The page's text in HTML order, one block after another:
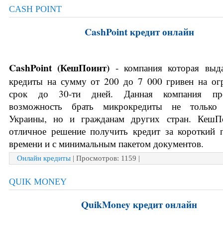
CASH POINT
CashPoint кредит онлайн
CashPoint (КешПоинт) - компания которая
кредиты на сумму от 200 до 7 000 гривен на
срок до 30-ти дней. Данная компания
возможность брать микрокредиты не только
Украины, но и гражданам других стран.
отличное решение получить кредит за короткий
времени и с минимальным пакетом документов.
Онлайн кредиты | Просмотров: 1159 |
QUIK MONEY
QuikMoney кредит онлайн